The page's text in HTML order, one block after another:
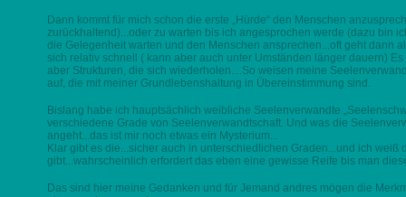
Dann kommt für mich schon die erste „Hürde“ den Menschen
zurückhaltend)...oder zu warten bis ich angesprochen werde (dazu bin
die Gelegenheit warten und den Menschen ansprechen...oft geht dann
sich relativ schnell ( kann aber auch unter Umständen länger dauern)
aber Strukturen, die sich wiederholen....So weisen meine
auf, die mit meiner Grundlebenshaltung in Übereinstimmung sind.
Bislang habe ich hauptsächlich weibliche Seelenverwandte
verschiedene Grade von Seelenverwandtschaft. Und was die
angeht...das ist mir noch etwas ein Mysterium...
Klar gibt es die...sicher auch in unterschiedlichen Graden...und ich weiß
gibt...wahrscheinlich erfordert das eben eine gewisse Reife bis man
Das sind hier meine Gedanken und für Jemand andres mögen die